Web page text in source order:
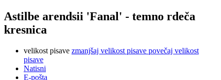
Astilbe arendsii 'Fanal' - temno rdeča
kresnica
velikost pisave zmanjšaj velikost pisave povečaj velikost
pisave
Natisni
E-pošta